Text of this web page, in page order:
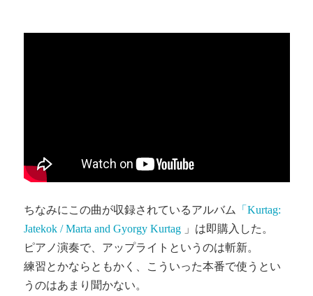
ちなみにこの曲が収録されているアルバム 「Kurtag:
Jatekok / Marta and Gyorgy Kurtag 」は即購入した。
ピアノ演奏で、アップライトというのは斬新。
練習とかならともかく、こういった本番で使うとい
うのはあまり聞かない。